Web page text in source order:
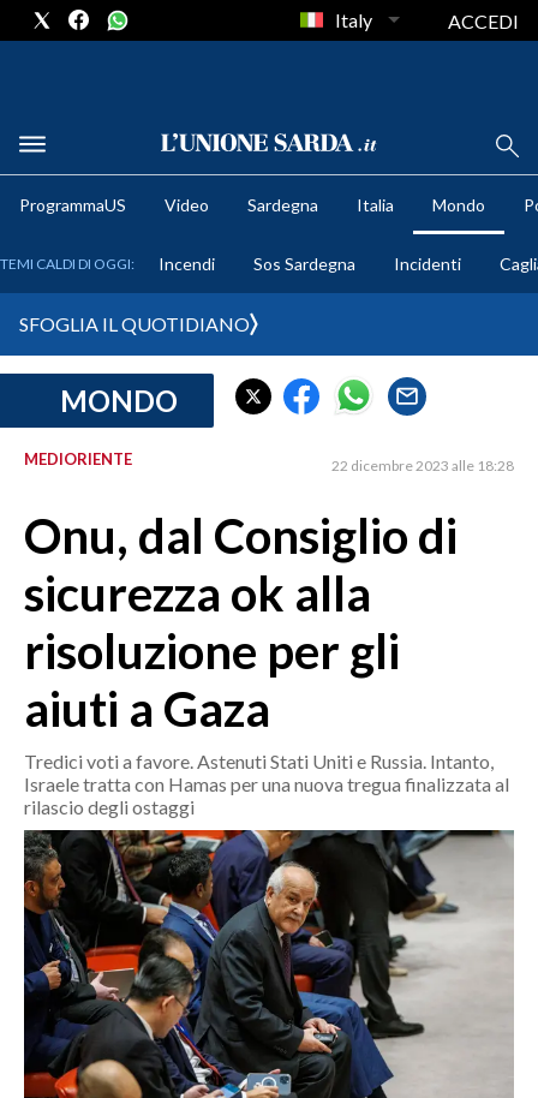
METEO
CRONACA SARDEGNA
MEDIO CAMPIDANO
ORISTANO E PROVINCIA
GALLURA
NUORO E PROVINCIA
OGLIASTRA
AGENDA
ITALIA
MONDO
POLITICA
ECONOMIA
SERVIZI ALLE IMPRESE
Italy ACCEDI
ProgrammaUS Video Sardegna Italia Mondo
TEMI CALDI DI OGGI: Incendi Sos Sardegna Incidenti
SFOGLIA IL QUOTIDIANO
MONDO
MEDIORIENTE 22 dicembre 2023 alle 18:28
Onu, dal Consiglio di
sicurezza ok alla
risoluzione per gli
aiuti a Gaza
Tredici voti a favore. Astenuti Stati Uniti e Russia. Intanto,
Israele tratta con Hamas per una nuova tregua finalizzata al
rilascio degli ostaggi